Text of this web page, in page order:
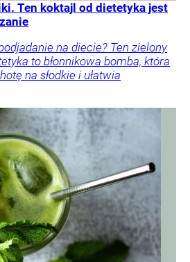
Ten koktajl od dietetyka jest
na diecie? Ten zielony
to błonnikowa bomba, która
na słodkie i ułatwia